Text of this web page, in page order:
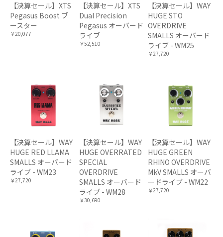
【決算セール】XTS
Pegasus Boost ブ
ースター
￥20,077
【決算セール】XTS
Dual Precision
Pegasus オーバード
ライブ
￥52,510
【決算セール】WAY
HUGE STO
OVERDRIVE
SMALLS オーバード
ライブ - WM25
￥27,720
【決算セール】WAY
HUGE RED LLAMA
SMALLS オーバード
ライブ - WM23
￥27,720
【決算セール】WAY
HUGE OVERRATED
SPECIAL
OVERDRIVE
SMALLS オーバード
ライブ - WM28
￥30,690
【決算セール】WAY
HUGE GREEN
RHINO OVERDRIVE
MkV SMALLS オーバ
ードライブ - WM22
￥27,720